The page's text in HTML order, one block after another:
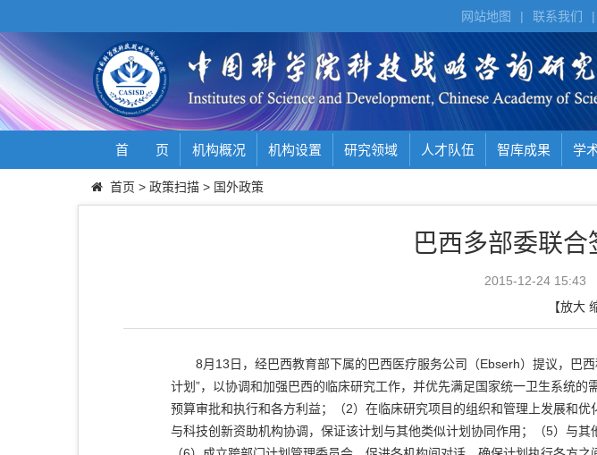
|
联系我们
|
网站地图
首 页 机构概况 机构设置 研究领域 人才队伍 智库成果 学
首页 > 政策扫描 > 国外政策
巴西多部委联合
2015-12-24 15:43
【放大
8月13日，经巴西教育部下属的巴西医疗服务公司（Ebserh）提议，巴西
计划”，以协调和加强巴西的临床研究工作，并优先满足国家统一卫生系统
预算审批和执行和各方利益；（2）在临床研究项目的组织和管理上发展和
与科技创新资助机构协调，保证该计划与其他类似计划协同作用；（5）与